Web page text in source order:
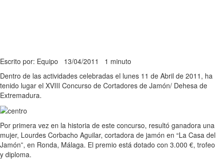
Escrito por: Equipo 13/04/2011 1 minuto
Dentro de las actividades celebradas el lunes 11 de Abril de 2011, ha
tenido lugar el XVIII Concurso de Cortadores de Jamón/ Dehesa de
Extremadura.
Por primera vez en la historia de este concurso, resultó ganadora una
mujer, Lourdes Corbacho Aguilar, cortadora de jamón en “La Casa del
Jamón”, en Ronda, Málaga. El premio está dotado con 3.000 €, trofeo
y diploma.